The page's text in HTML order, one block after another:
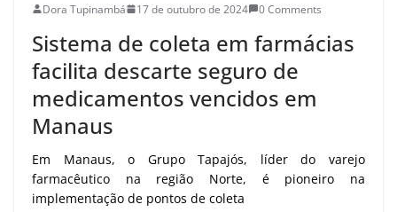
Dora Tupinambá 17 de outubro de 2024 0 Comments
Sistema de coleta em farmácias
facilita descarte seguro de
medicamentos vencidos em
Manaus
Em Manaus, o Grupo Tapajós, líder do varejo
farmacêutico na região Norte, é pioneiro na
implementação de pontos de coleta